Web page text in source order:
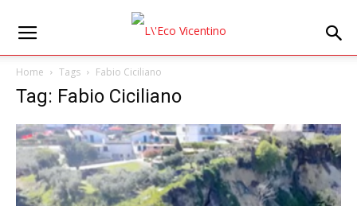
Home Tags Fabio Ciciliano
Tag: Fabio Ciciliano